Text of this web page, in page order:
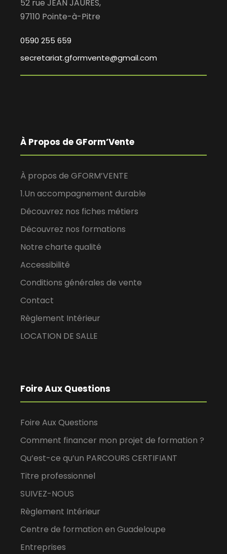
52 rue JEAN JAURÈS,
97110 Pointe-à-Pitre
0590 255 659
secretariat.gformvente@gmail.com
À Propos de GForm’Vente
À propos de GFORM’VENTE
1.Un accompagnement durable
Découvrez nos fiches métiers
Découvrez nos formations
Notre charte qualité
Accessibilité
Conditions générales de vente
Contact
Règlement Intérieur
LOCATION DE SALLE
Foire Aux Questions
Foire Aux Questions
Comment financer mon projet de formation ?
Qu’est-ce qu’un PARCOURS CERTIFIANT
Titre professionnel
SUIVEZ-NOUS
Règlement Intérieur
Centre de formation en Guadeloupe
Entreprises